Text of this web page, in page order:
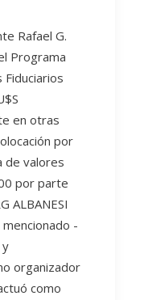
Rafael G.
Programa
Fiduciarios
en otras
por
de valores
por parte
ALBANESI
mencionado -
y
organizador
como